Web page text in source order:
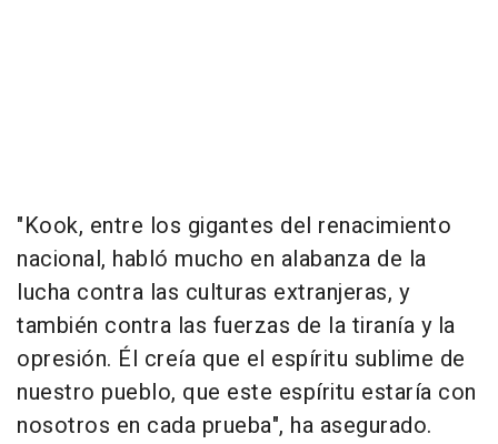
"Kook, entre los gigantes del renacimiento
nacional, habló mucho en alabanza de la
lucha contra las culturas extranjeras, y
también contra las fuerzas de la tiranía y la
opresión. Él creía que el espíritu sublime de
nuestro pueblo, que este espíritu estaría con
nosotros en cada prueba", ha asegurado.